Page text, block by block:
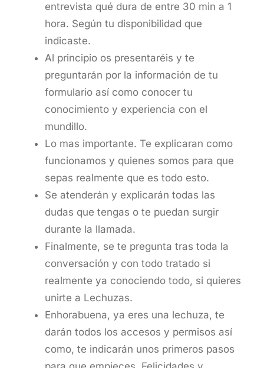
entrevista qué dura de entre 30 min a 1
hora. Según tu disponibilidad que
indicaste.
Al principio os presentaréis y te
preguntarán por la información de tu
formulario así como conocer tu
conocimiento y experiencia con el
mundillo.
Lo mas importante. Te explicaran como
funcionamos y quienes somos para que
sepas realmente que es todo esto.
Se atenderán y explicarán todas las
dudas que tengas o te puedan surgir
durante la llamada.
Finalmente, se te pregunta tras toda la
conversación y con todo tratado si
realmente ya conociendo todo, si quieres
unirte a Lechuzas.
Enhorabuena, ya eres una lechuza, te
darán todos los accesos y permisos así
como, te indicarán unos primeros pasos